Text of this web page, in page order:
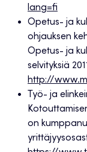
lang=fi
Opetus- ja
ohjauksen
Opetus- ja
selvityksiä
http://
Työ- ja
on